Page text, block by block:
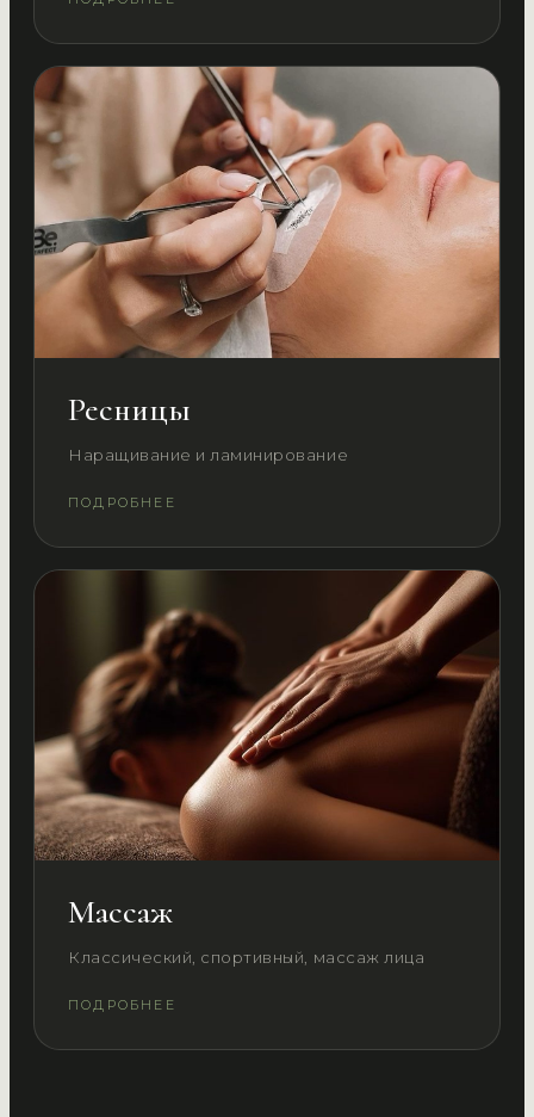
Ресницы
Наращивание и ламинирование
ПОДРОБНЕЕ
Массаж
Классический, спортивный, массаж лица
ПОДРОБНЕЕ